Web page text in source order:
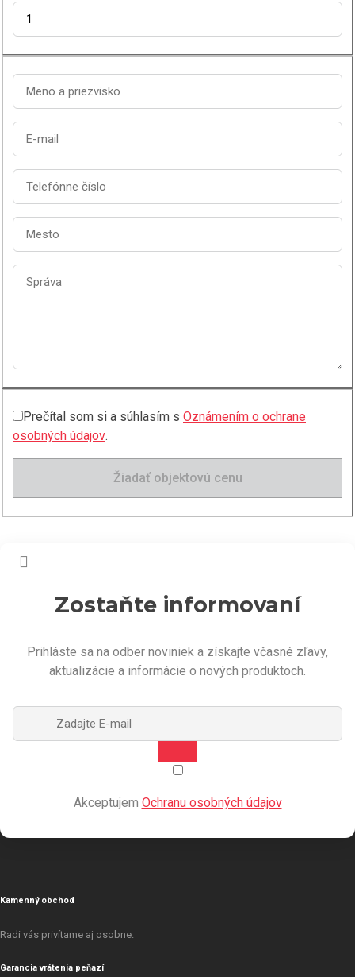
Prečítal som si a súhlasím s Oznámením o ochrane
osobných údajov.
Žiadať objektovú cenu
Zostaňte informovaní
Prihláste sa na odber noviniek a získajte včasné zľavy,
aktualizácie a informácie o nových produktoch.
Akceptujem Ochranu osobných údajov
Kamenný obchod
Radi vás privítame aj osobne.
Garancia vrátenia peňazí